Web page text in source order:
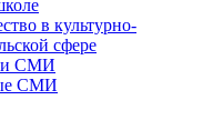
в культурно-
сфере
и СМИ
СМИ